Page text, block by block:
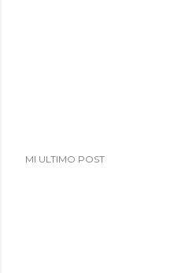
MI ULTIMO POST